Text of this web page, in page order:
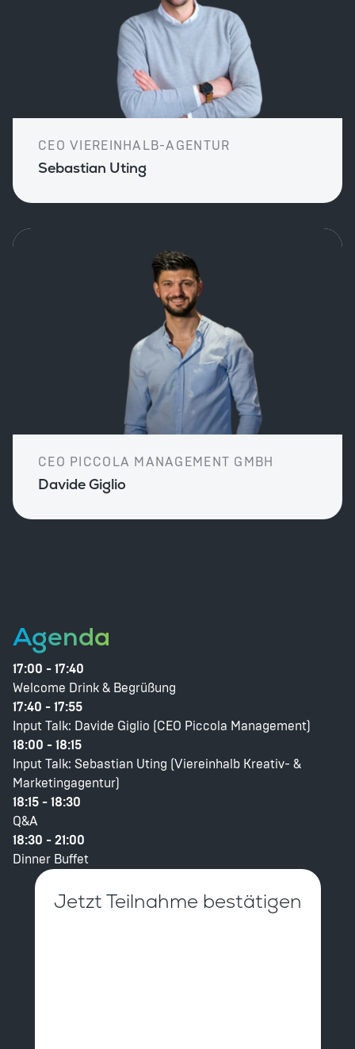
CEO VIEREINHALB-AGENTUR
Sebastian Uting
CEO PICCOLA MANAGEMENT GMBH
Davide Giglio
Agenda
17:00 - 17:40
Welcome Drink & Begrüßung
17:40 - 17:55
Input Talk: Davide Giglio (CEO Piccola Management)
18:00 - 18:15
Input Talk: Sebastian Uting (Viereinhalb Kreativ- &
Marketingagentur)
18:15 - 18:30
Q&A
18:30 - 21:00
Dinner Buffet
Jetzt Teilnahme bestätigen